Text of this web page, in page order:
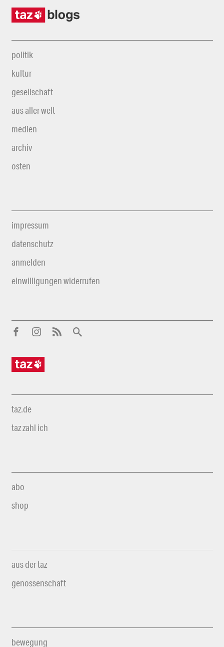
politik
kultur
gesellschaft
aus aller welt
medien
archiv
osten
impressum
datenschutz
anmelden
einwilligungen widerrufen
taz.de
taz zahl ich
abo
shop
aus der taz
genossenschaft
bewegung